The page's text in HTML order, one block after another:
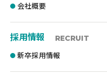
会社概要
採用情報 RECRUIT
新卒採用情報